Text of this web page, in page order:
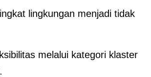
lingkungan menjadi tidak
melalui kategori klaster